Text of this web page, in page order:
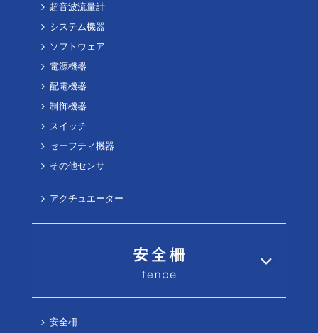
超音波流量計
システム機器
ソフトウェア
電源機器
配電機器
制御機器
スイッチ
セーフティ機器
その他センサ
アクチュエーター
安全柵